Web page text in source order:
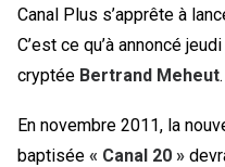
Canal Plus s’apprête à
C’est ce qu’à annoncé
cryptée Bertrand Meheut.
En novembre 2011, la
baptisée « Canal 20 »